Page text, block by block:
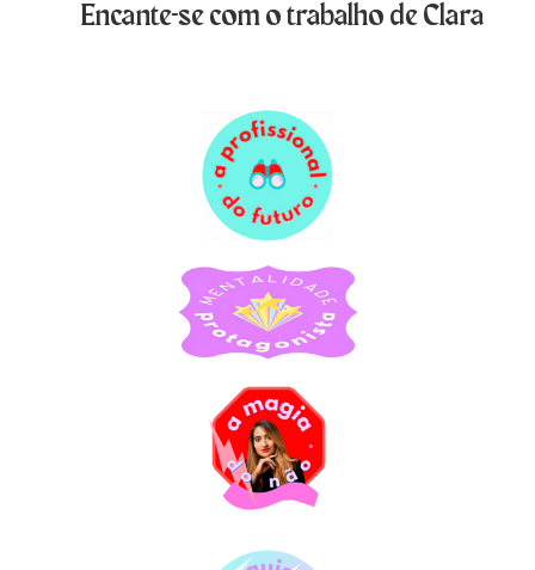
Encante-se com o trabalho de Clara